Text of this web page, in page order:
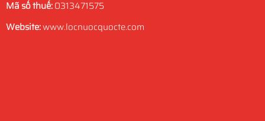
Mã số thuế:0313471575
Website:www.locnuocquocte.com